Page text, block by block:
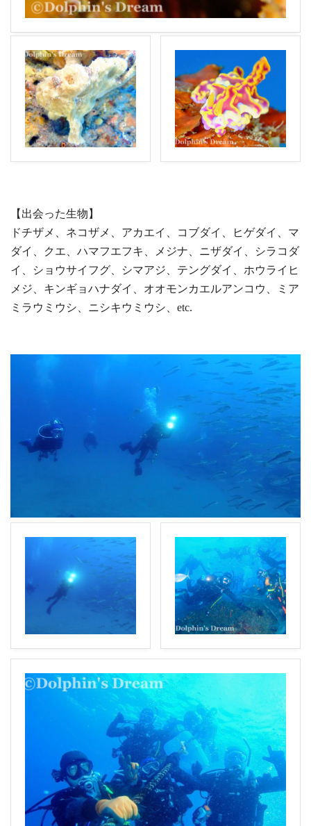
【出会った生物】
ドチザメ、ネコザメ、アカエイ、コブダイ、ヒゲダイ、マ
ダイ、クエ、ハマフエフキ、メジナ、ニザダイ、シラコダ
イ、ショウサイフグ、シマアジ、テングダイ、ホウライヒ
メジ、キンギョハナダイ、オオモンカエルアンコウ、ミア
ミラウミウシ、ニシキウミウシ、etc.